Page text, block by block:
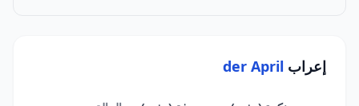
إعراب der April